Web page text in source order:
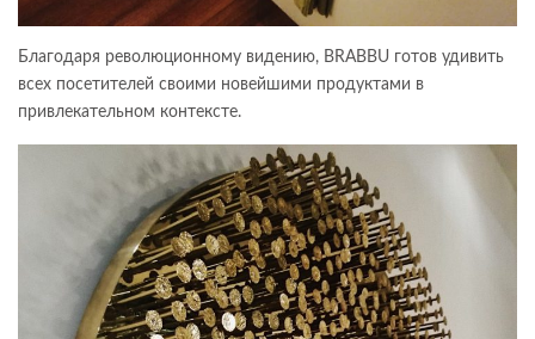
Благодаря революционному видению, BRABBU готов удивить
всех посетителей своими новейшими продуктами в
привлекательном контексте.